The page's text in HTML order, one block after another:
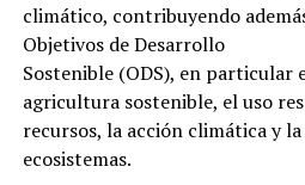
climático, contribuyendo
Objetivos de Desarrollo
Sostenible (ODS), en particular
agricultura sostenible, el uso
recursos, la acción climática y
ecosistemas.